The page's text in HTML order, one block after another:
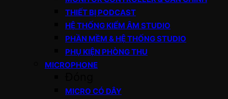
THIẾT BỊ PODCAST
HỆ THỐNG KIỂM ÂM STUDIO
PHẦN MỀM & HỆ THỐNG STUDIO
PHỤ KIỆN PHÒNG THU
MICROPHONE
MICRO CÓ DÂY